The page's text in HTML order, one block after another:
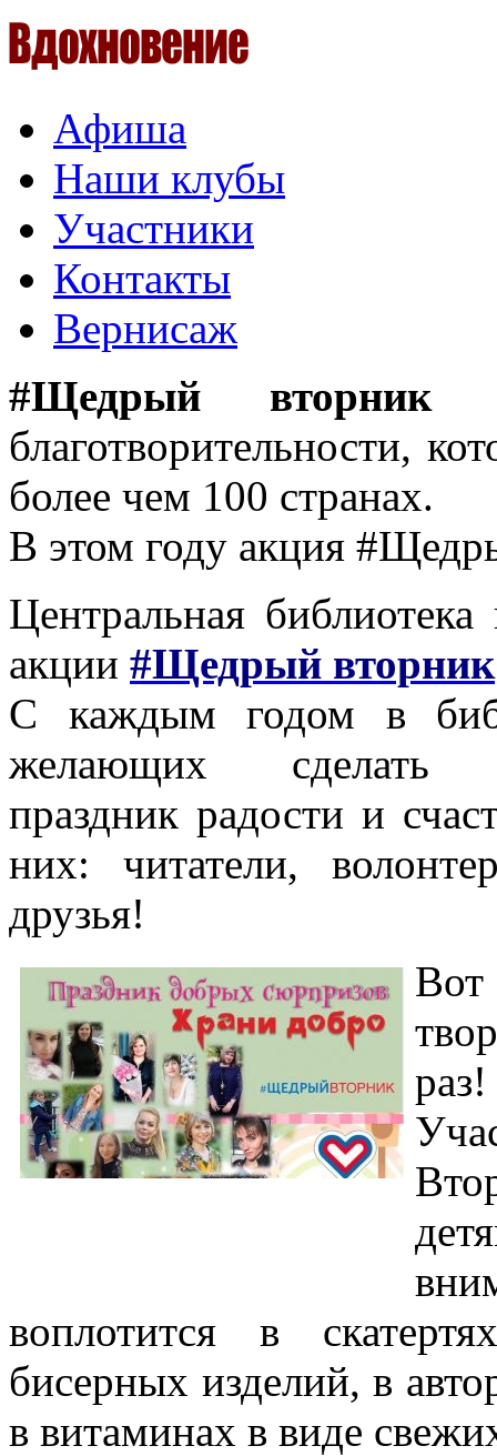
Афиша
Наши клубы
Участники
Контакты
Вернисаж
#Щедрый вторник—
благотворительности,
более чем 100 странах.
В этом году акция
Центральная
акции #Щедрый вторник
С каждым годом в
желающих сделать
праздник радости и
них: читатели,
друзья!
Вот
раз!
воплотится в
бисерных изделий, в
в витаминах в виде